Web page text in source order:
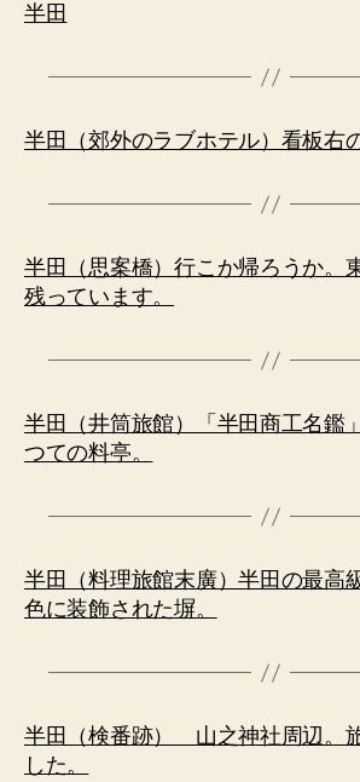
半田
半田（郊外のラブホテル）看板右
半田（思案橋）行こか帰ろうか。
残っています。
半田（井筒旅館）「半田商工名鑑
つての料亭。
半田（料理旅館末廣）半田の最高
色に装飾された塀。
半田（検番跡） 山之神社周辺。
した。